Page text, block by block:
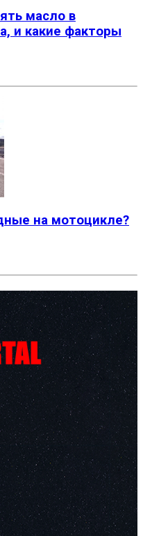
масло в
и какие факторы
на мотоцикле?